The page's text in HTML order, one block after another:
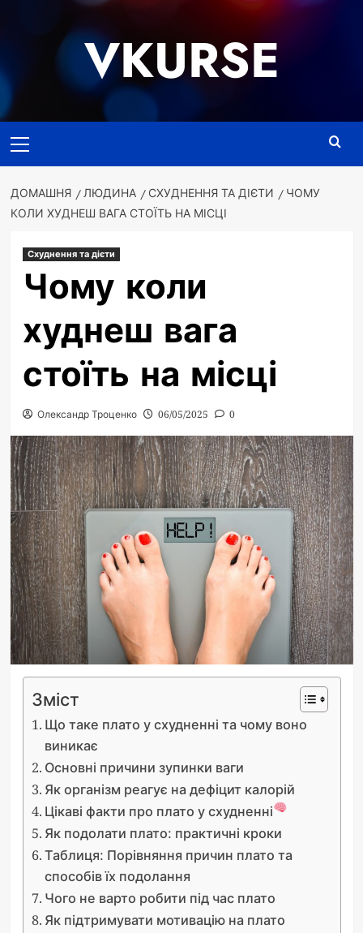
VKURSE
меню
ДОМАШНЯ ЛЮДИНА СХУДНЕННЯ ТА ДІЄТИ
ЧОМУ
КОЛИ ХУДНЕШ ВАГА СТОЇТЬ НА МІСЦІ
Схуднення та дієти
Чому коли
худнеш вага
стоїть на місці
Олександр Троценко 06/05/2025 0
Зміст
Що таке плато у схудненні та чому воно
виникає
Основні причини зупинки ваги
Як організм реагує на дефіцит калорій
Цікаві факти про плато у схудненні
Як подолати плато: практичні кроки
Таблиця: Порівняння причин плато та
способів їх подолання
Чого не варто робити під час плато
Як підтримувати мотивацію на плато